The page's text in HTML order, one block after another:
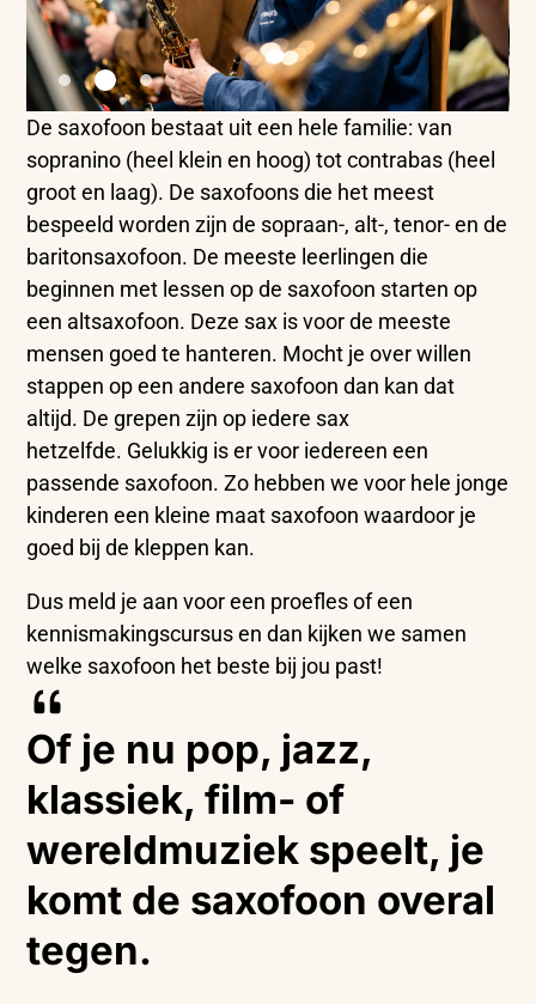
De saxofoon bestaat uit een hele familie: van
sopranino (heel klein en hoog) tot contrabas (heel
groot en laag). De saxofoons die het meest
bespeeld worden zijn de sopraan-, alt-, tenor- en de
baritonsaxofoon. De meeste leerlingen die
beginnen met lessen op de saxofoon starten op
een altsaxofoon. Deze sax is voor de meeste
mensen goed te hanteren. Mocht je over willen
stappen op een andere saxofoon dan kan dat
altijd. De grepen zijn op iedere sax
hetzelfde. Gelukkig is er voor iedereen een
passende saxofoon. Zo hebben we voor hele jonge
kinderen een kleine maat saxofoon waardoor je
goed bij de kleppen kan.
Dus meld je aan voor een proefles of een
kennismakingscursus en dan kijken we samen
welke saxofoon het beste bij jou past!
Of je nu pop, jazz,
klassiek, film- of
wereldmuziek speelt, je
komt de saxofoon overal
tegen.